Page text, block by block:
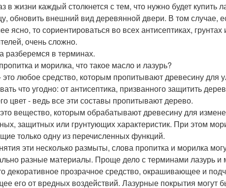
в жизни каждый столкнется с тем, что нужно будет купить
обновить внешний вид деревянной двери. В том случае,
ясно, то сориентироваться во всех антисептиках,
очень сложно.
разберемся в терминах.
и морилка, что такое масло и лазурь?
это любое средство, которым пропитывают древесину для
что угодно: от антисептика, призванного защитить
цвет - ведь все эти составы пропитывают дерево.
вещество, которым обрабатывают древесину для
защитных или грунтующих характеристик. При этом
только одну из перечисленных функций.
эти несколько размыты, слова пропитка и морилка
разные материалы. Проще дело с терминами лазурь и
декоративное прозрачное средство, окрашивающее и
его от вредных воздействий. Лазурные покрытия могут